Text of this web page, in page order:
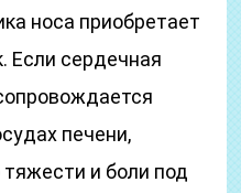
носа приобретает
Если сердечная
печени,
тяжести и боли под